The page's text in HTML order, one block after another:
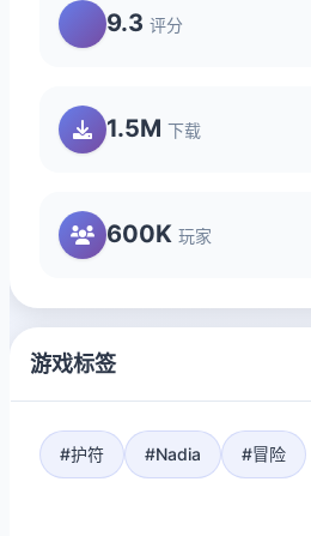
9.3 评分
1.5M 下载
600K 玩家
游戏标签
#护符 #Nadia #冒险